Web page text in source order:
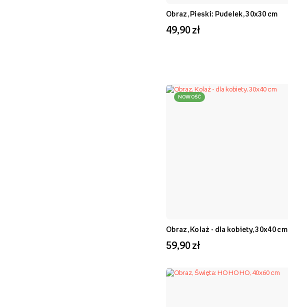
Obraz, Pieski: Pudelek, 30x30 cm
49,90 zł
NOWOŚĆ
Obraz, Kolaż - dla kobiety, 30x40 cm
59,90 zł